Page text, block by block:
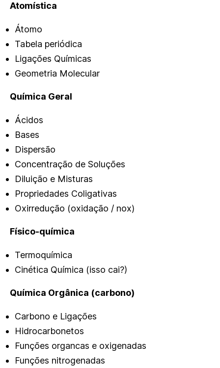
Atomística
Átomo
Tabela periódica
Ligações Químicas
Geometria Molecular
Química Geral
Ácidos
Bases
Dispersão
Concentração de Soluções
Diluição e Misturas
Propriedades Coligativas
Oxirredução (oxidação / nox)
Físico-química
Termoquímica
Cinética Química (isso cai?)
Química Orgânica (carbono)
Carbono e Ligações
Hidrocarbonetos
Funções organcas e oxigenadas
Funções nitrogenadas